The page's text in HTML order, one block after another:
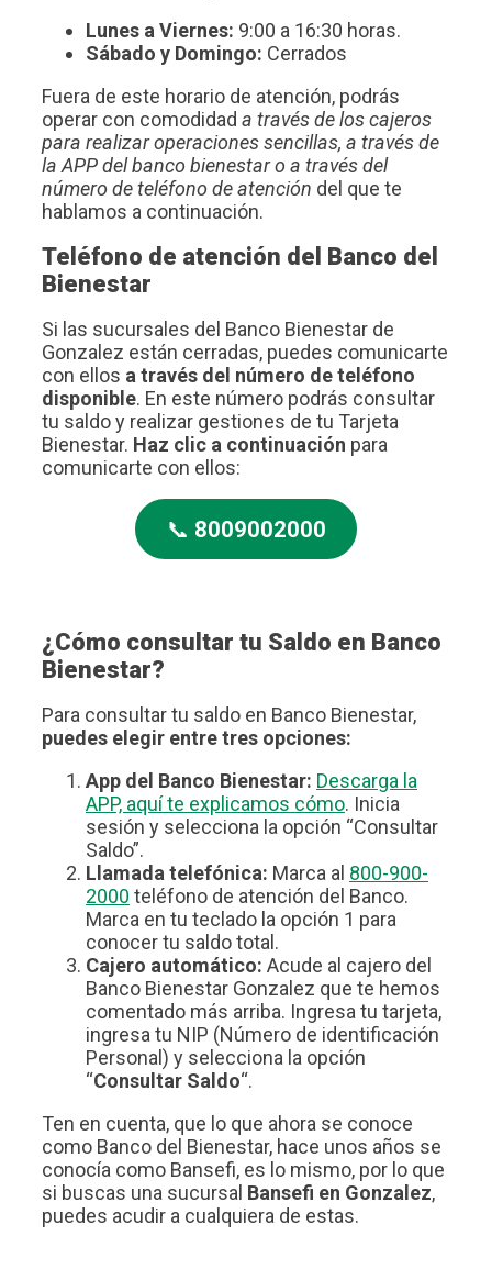
Lunes a Viernes: 9:00 a 16:30 horas.
Sábado y Domingo: Cerrados
Fuera de este horario de atención, podrás
operar con comodidad a través de los cajeros
para realizar operaciones sencillas, a través de
la APP del banco bienestar o a través del
número de teléfono de atención del que te
hablamos a continuación.
Teléfono de atención del Banco del
Bienestar
Si las sucursales del Banco Bienestar de
Gonzalez están cerradas, puedes comunicarte
con ellos a través del número de teléfono
disponible. En este número podrás consultar
tu saldo y realizar gestiones de tu Tarjeta
Bienestar. Haz clic a continuación para
comunicarte con ellos:
📞 8009002000
¿Cómo consultar tu Saldo en Banco
Bienestar?
Para consultar tu saldo en Banco Bienestar,
puedes elegir entre tres opciones:
App del Banco Bienestar: Descarga la
APP, aquí te explicamos cómo. Inicia
sesión y selecciona la opción “Consultar
Saldo”.
Llamada telefónica: Marca al 800-900-
2000 teléfono de atención del Banco.
Marca en tu teclado la opción 1 para
conocer tu saldo total.
Cajero automático: Acude al cajero del
Banco Bienestar Gonzalez que te hemos
comentado más arriba. Ingresa tu tarjeta,
ingresa tu NIP (Número de identificación
Personal) y selecciona la opción
“Consultar Saldo“.
Ten en cuenta, que lo que ahora se conoce
como Banco del Bienestar, hace unos años se
conocía como Bansefi, es lo mismo, por lo que
si buscas una sucursal Bansefi en Gonzalez,
puedes acudir a cualquiera de estas.